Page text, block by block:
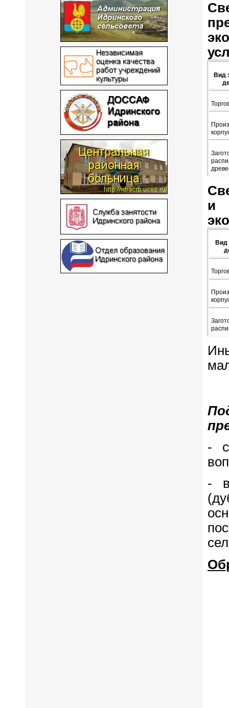
Вид
и
Вид
-
-